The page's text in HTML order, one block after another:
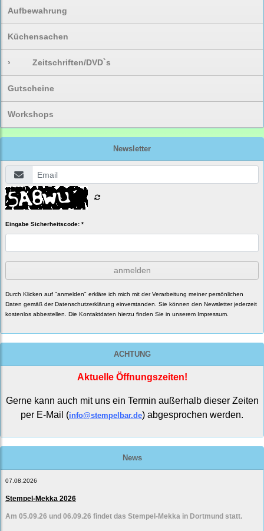
Aufbewahrung
Küchensachen
› Zeitschriften/DVD`s
Gutscheine
Workshops
Newsletter
Eingabe Sicherheitscode: *
anmelden
Durch Klicken auf "anmelden" erkläre ich mich mit der Verarbeitung meiner persönlichen
Daten gemäß der Datenschutzerklärung einverstanden. Sie können den Newsletter jederzeit
kostenlos abbestellen. Die Kontaktdaten hierzu finden Sie in unserem Impressum.
ACHTUNG
Aktuelle Öffnungszeiten!
Gerne kann auch mit uns ein Termin außerhalb dieser Zeiten
per E-Mail (info@stempelbar.de) abgesprochen werden.
News
07.08.2026
Stempel-Mekka 2026
Am 05.09.26 und 06.09.26 findet das Stempel-Mekka in Dortmund statt.